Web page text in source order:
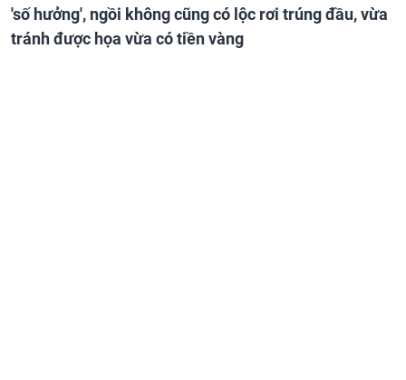
'số hưởng', ngồi không cũng có lộc rơi trúng đầu, vừa
tránh được họa vừa có tiền vàng